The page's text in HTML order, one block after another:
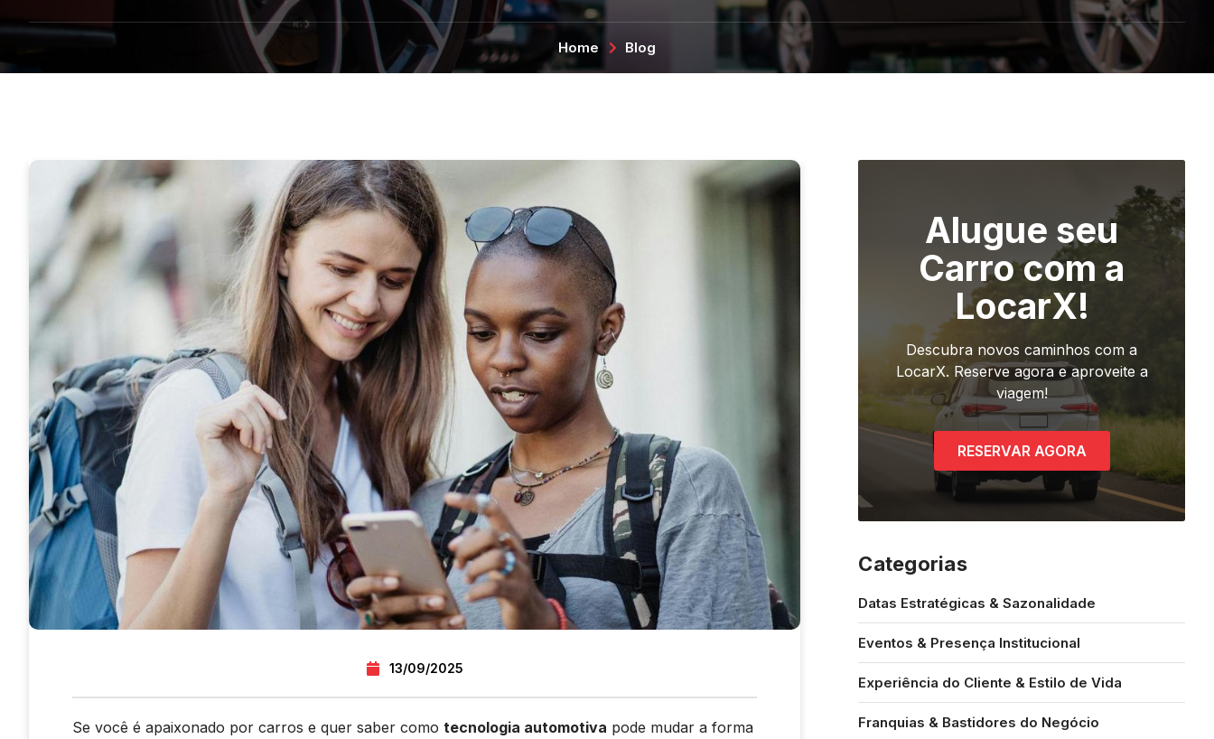
Home Blog
13/09/2025
Se você é apaixonado por carros e quer saber como tecnologia automotiva pode mudar a forma
Alugue seu
Carro com a
LocarX!
Descubra novos caminhos com a
LocarX. Reserve agora e aproveite a
viagem!
RESERVAR AGORA
Categorias
Datas Estratégicas & Sazonalidade
Eventos & Presença Institucional
Experiência do Cliente & Estilo de Vida
Franquias & Bastidores do Negócio